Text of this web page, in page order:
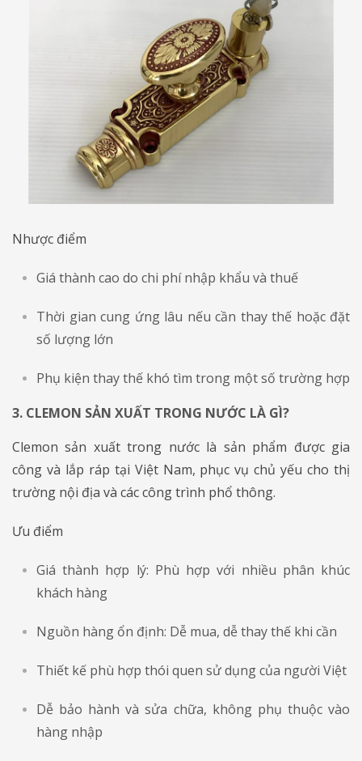
Nhược điểm
Giá thành cao do chi phí nhập khẩu và thuế
Thời gian cung ứng lâu nếu cần thay thế hoặc đặt
số lượng lớn
Phụ kiện thay thế khó tìm trong một số trường hợp
3. CLEMON SẢN XUẤT TRONG NƯỚC LÀ GÌ?
​​​​​​​Clemon sản xuất trong nước là sản phẩm được gia
công và lắp ráp tại Việt Nam, phục vụ chủ yếu cho thị
trường nội địa và các công trình phổ thông.
Ưu điểm
Giá thành hợp lý: Phù hợp với nhiều phân khúc
khách hàng
Nguồn hàng ổn định: Dễ mua, dễ thay thế khi cần
Thiết kế phù hợp thói quen sử dụng của người Việt
Dễ bảo hành và sửa chữa, không phụ thuộc vào
hàng nhập